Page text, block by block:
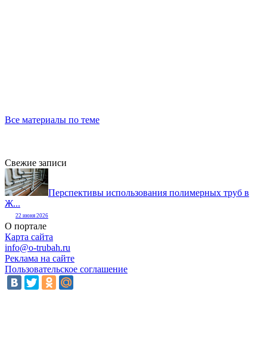
Все материалы по теме
Свежие записи
Перспективы использования полимерных труб в
Ж...
22 июня 2026
О портале
Карта сайта
info@o-trubah.ru
Реклама на сайте
Пользовательское соглашение